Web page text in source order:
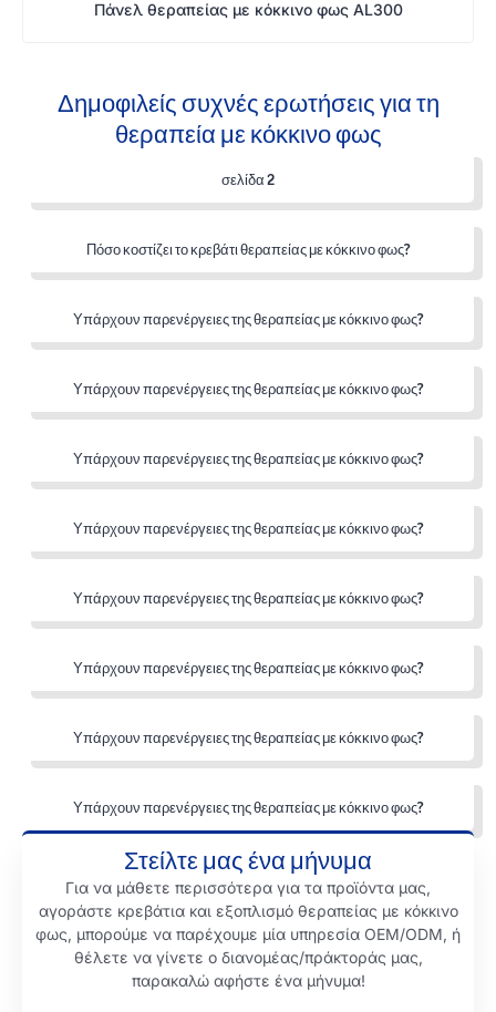
Πάνελ θεραπείας με κόκκινο φως AL300
Δημοφιλείς συχνές ερωτήσεις για τη
θεραπεία με κόκκινο φως
σελίδα 2
Πόσο κοστίζει το κρεβάτι θεραπείας με κόκκινο φως?
Υπάρχουν παρενέργειες της θεραπείας με κόκκινο φως?
Υπάρχουν παρενέργειες της θεραπείας με κόκκινο φως?
Υπάρχουν παρενέργειες της θεραπείας με κόκκινο φως?
Υπάρχουν παρενέργειες της θεραπείας με κόκκινο φως?
Υπάρχουν παρενέργειες της θεραπείας με κόκκινο φως?
Υπάρχουν παρενέργειες της θεραπείας με κόκκινο φως?
Υπάρχουν παρενέργειες της θεραπείας με κόκκινο φως?
Υπάρχουν παρενέργειες της θεραπείας με κόκκινο φως?
Στείλτε μας ένα μήνυμα
Για να μάθετε περισσότερα για τα προϊόντα μας,
αγοράστε κρεβάτια και εξοπλισμό θεραπείας με κόκκινο
φως, μπορούμε να παρέχουμε μία υπηρεσία OEM/ODM, ή
θέλετε να γίνετε ο διανομέας/πράκτοράς μας,
παρακαλώ αφήστε ένα μήνυμα!